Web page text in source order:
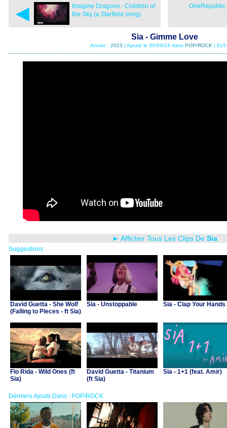
◄
Imagine Dragons - Children of
the Sky (a Starfield song)
OneRepublic
Sia - Gimme Love
Année : 2023 | Ajouté le 30/09/24 dans POP/ROCK | 815
► Afficher Tous Les Clips De Sia
Suggestions
David Guetta - She Wolf
(Falling to Pieces - ft Sia)
Sia - Unstoppable Sia - Clap Your Hands
Flo Rida - Wild Ones (ft
Sia)
David Guetta - Titanium
(ft Sia)
Sia - 1+1 (feat. Amir)
Derniers Ajouts Dans : POP/ROCK